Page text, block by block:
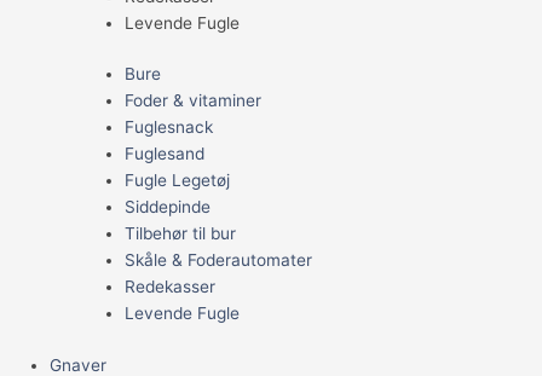
Levende Fugle
Bure
Foder & vitaminer
Fuglesnack
Fuglesand
Fugle Legetøj
Siddepinde
Tilbehør til bur
Skåle & Foderautomater
Redekasser
Levende Fugle
Gnaver